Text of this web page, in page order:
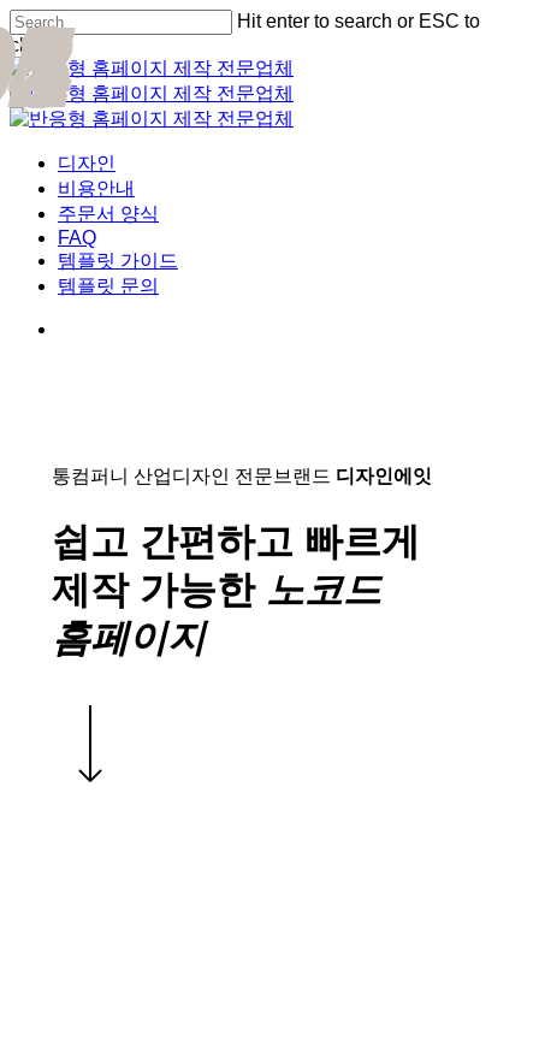
Skip
to
main
content
Hit enter to search or ESC to
close
Close
Search
Menu
디자인
비용안내
주문서 양식
FAQ
템플릿 가이드
템플릿 문의
통컴퍼니 산업디자인 전문브랜드 디자인에잇
쉽고 간편하고 빠르게
제작 가능한 노코드
홈페이지